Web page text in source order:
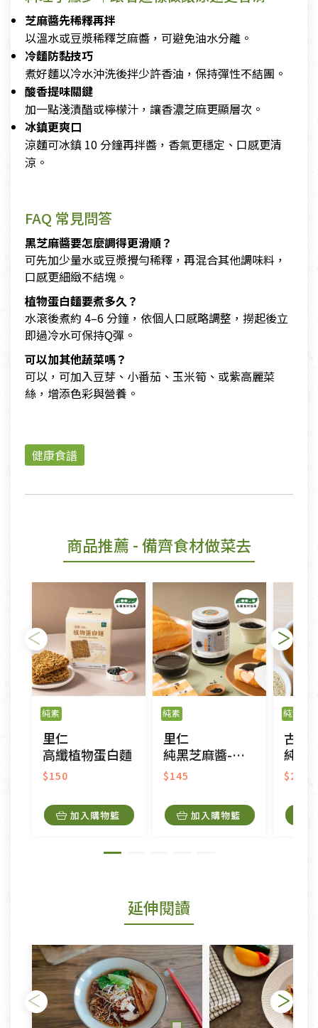
芝麻醬先稀釋再拌
以溫水或豆漿稀釋芝麻醬，可避免油水分離。
冷麵防黏技巧
煮好麵以冷水沖洗後拌少許香油，保持彈性不結團。
酸香提味關鍵
加一點淺漬醋或檸檬汁，讓香濃芝麻更顯層次。
冰鎮更爽口
涼麵可冰鎮 10 分鐘再拌醬，香氣更穩定、口感更清
涼。
FAQ 常見問答
黑芝麻醬要怎麼調得更滑順？
可先加少量水或豆漿攪勻稀釋，再混合其他調味料，
口感更細緻不結塊。
植物蛋白麵要煮多久？
水滾後煮約 4–6 分鐘，依個人口感略調整，撈起後立
即過冷水可保持Q彈。
可以加其他蔬菜嗎？
可以，可加入豆芽、小番茄、玉米筍、或紫高麗菜
絲，增添色彩與營養。
健康食譜
商品推薦 - 備齊食材做菜去
純素
里仁
高纖植物蛋白麵
$150
加入購物籃
純素
里仁
純黑芝麻醬-無加糖
$145
加入購物籃
純素
古真
純磨
$295
延伸閱讀